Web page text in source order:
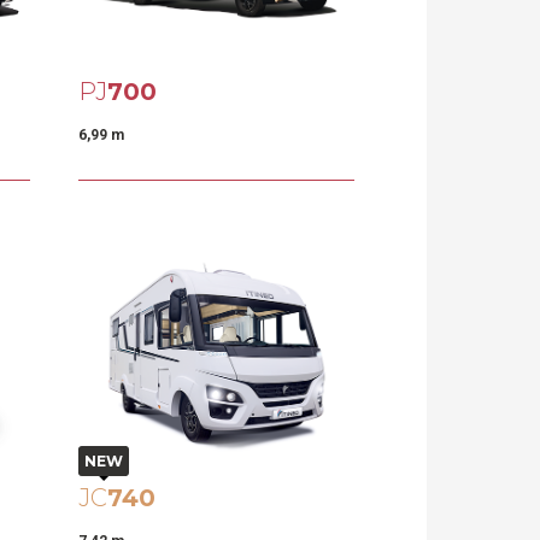
PJ700
6,99 m
JC740
NEW